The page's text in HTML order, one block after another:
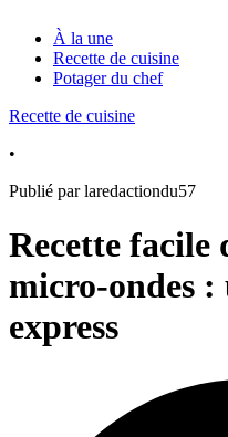
À la une
Recette de cuisine
Potager du chef
Recette de cuisine
•
Publié par laredactiondu57
Recette facile
micro-ondes :
express